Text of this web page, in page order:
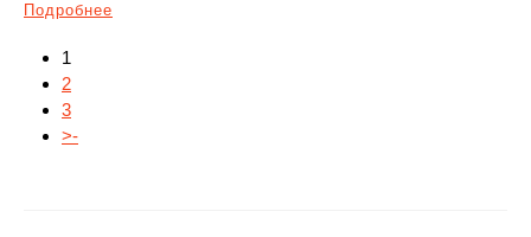
Подробнее
1
2
3
>-